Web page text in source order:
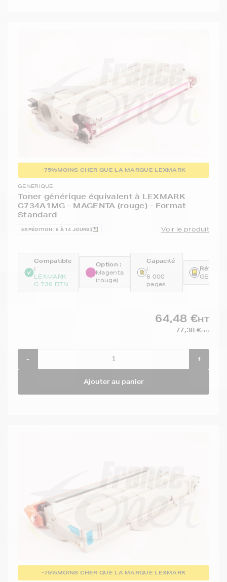
-75%MOINS CHER QUE LA MARQUE LEXMARK
GENERIQUE
Toner générique équivalent à LEXMARK
C734A1MG - MAGENTA (rouge) - Format
Standard
EXPÉDITION : 6 À 14 JOURS Voir le produit
Compatible
:
LEXMARK
C 736 DTN
Option :
Magenta
(rouge)
Capacité
:
6 000
pages
64,48 €HT
77,38 €TTC
- +
Ajouter au panier
-75%MOINS CHER QUE LA MARQUE LEXMARK